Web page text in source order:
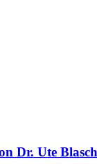
Dr. Ute